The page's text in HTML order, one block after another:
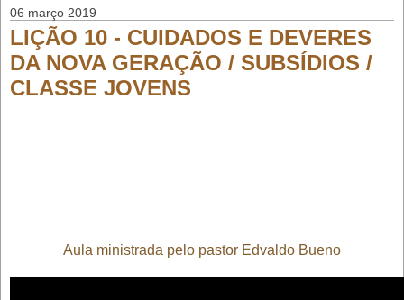
06 março 2019
LIÇÃO 10 - CUIDADOS E DEVERES
DA NOVA GERAÇÃO / SUBSÍDIOS /
CLASSE JOVENS
Aula ministrada pelo pastor Edvaldo Bueno